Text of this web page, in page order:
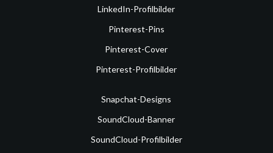
LinkedIn-Profilbilder
Pinterest-Pins
Pinterest-Cover
Pinterest-Profilbilder
Snapchat-Designs
SoundCloud-Banner
SoundCloud-Profilbilder